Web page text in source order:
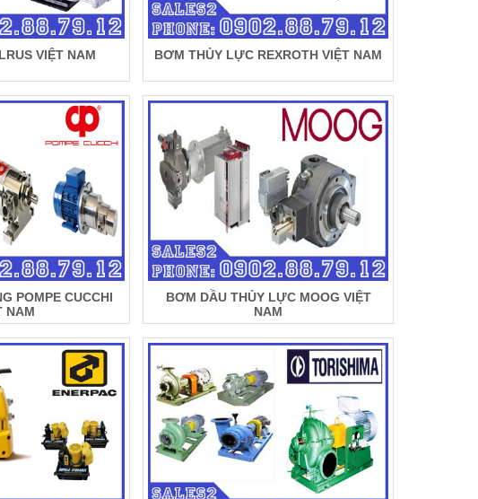
VIỆT NAM BƠM THỦY LỰC REXROTH VIỆT NAM
POMPE CUCCHI
NAM
BƠM DẦU THỦY LỰC MOOG VIỆT
NAM